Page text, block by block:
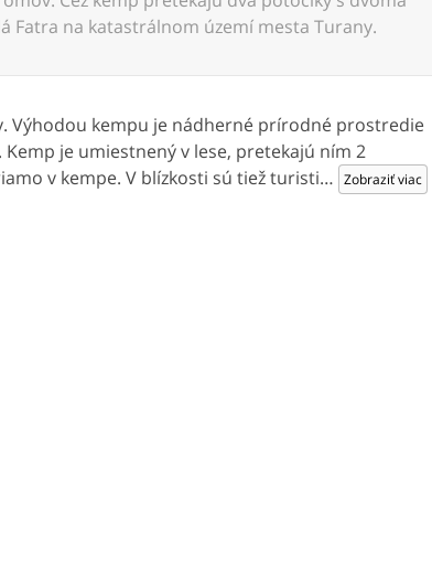
Fatra na katastrálnom území mesta Turany.
Výhodou kempu je nádherné prírodné prostredie
je umiestnený v lese, pretekajú ním 2
v kempe. V blízkosti sú tiež turisti… Zobraziť viac